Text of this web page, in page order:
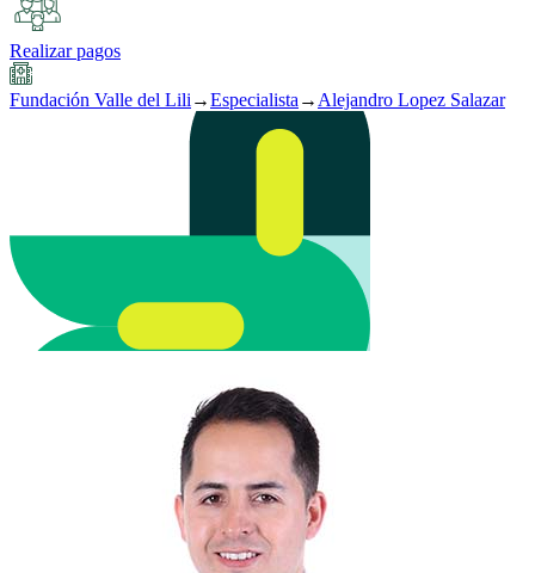
Realizar pagos
Fundación Valle del Lili →Especialista → Alejandro Lopez Salazar